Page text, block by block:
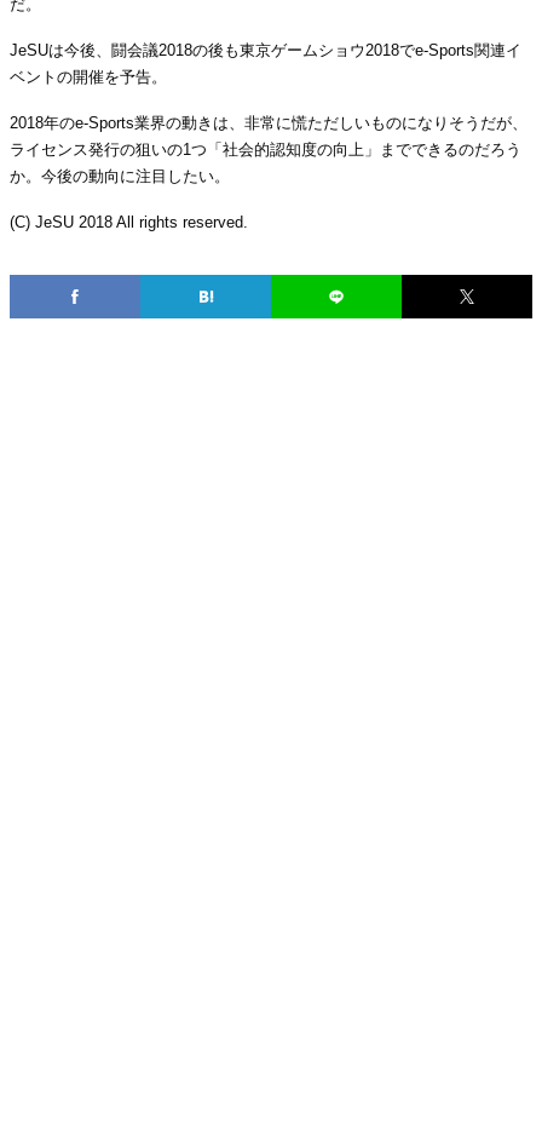
だ。
JeSUは今後、闘会議2018の後も東京ゲームショウ2018でe-Sports関連イ
ベントの開催を予告。
2018年のe-Sports業界の動きは、非常に慌ただしいものになりそうだが、
ライセンス発行の狙いの1つ「社会的認知度の向上」までできるのだろう
か。今後の動向に注目したい。
(C) JeSU 2018 All rights reserved.